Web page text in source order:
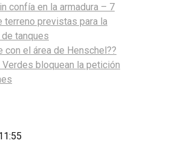
confía en la armadura – 7
terreno previstas para la
tanques
con el área de Henschel??
Verdes bloquean la petición